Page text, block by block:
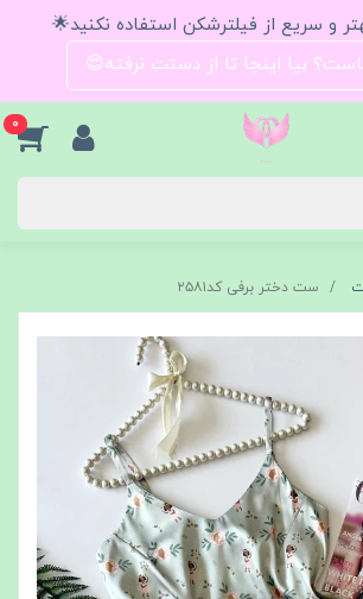
و سریع از فیلترشکن استفاده نکنید🌟
بیا اینجا تا از دستت نرفته😍
0
ست دختر برفی کد۲۵۸۱